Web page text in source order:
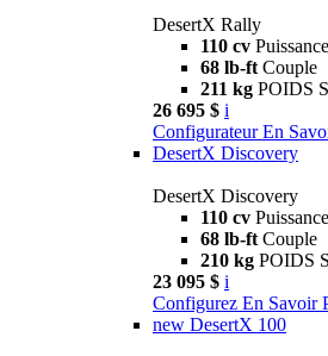
DesertX Rally
110 cv Puissance
68 lb-ft Couple
211 kg POIDS
26 695 $ i
Configurateur En
DesertX Discovery
DesertX Discovery
110 cv Puissance
68 lb-ft Couple
210 kg POIDS
23 095 $ i
Configurez En Savoir
new DesertX 100